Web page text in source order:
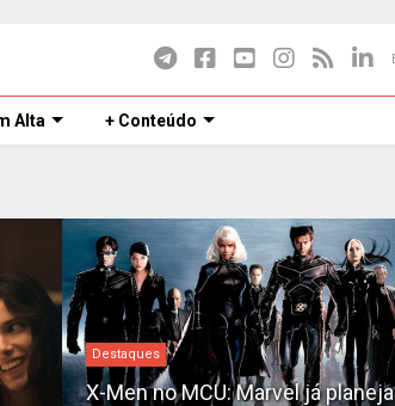
Alta + Conteúdo
Destaques
X-Men no MCU: Marvel já